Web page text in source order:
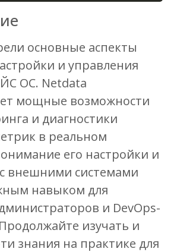
основные аспекты
и управления
ОС. Netdata
мощные возможности
и диагностики
в реальном
его настройки и
внешними системами
навыком для
и DevOps-
изучать и
знания на практике для